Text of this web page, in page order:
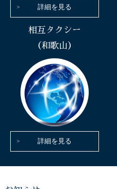
詳細を見る
相互タクシー
（和歌山）
詳細を見る